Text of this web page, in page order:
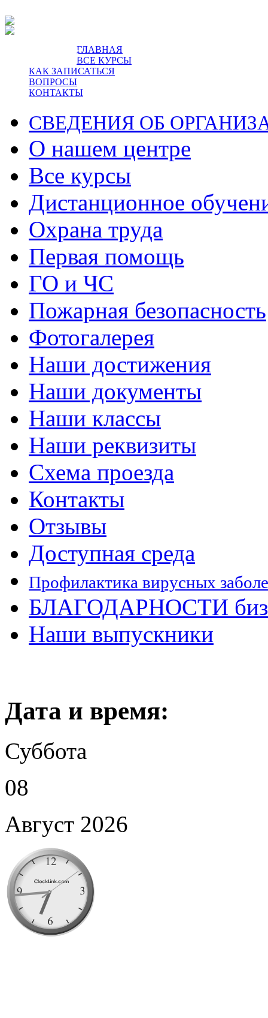
пр-т Ленина, 5.ГЛАВНАЯ
ВСЕ КУРСЫ
КАК ЗАПИСАТЬСЯ
ВОПРОСЫ
КОНТАКТЫ
СВЕДЕНИЯ ОБ
О нашем центре
Все курсы
Дистанционное
Охрана труда
Первая помощь
ГО и ЧС
Пожарная безопасность
Фотогалерея
Наши достижения
Наши документы
Наши классы
Наши реквизиты
Схема проезда
Контакты
Отзывы
Доступная среда
Профилактика вирусных
БЛАГОДАРНОСТИ
Наши выпускники
Дата и время:
Суббота
08
Август 2026